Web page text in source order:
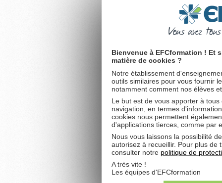
Bienvenue à EFCformation ! Et
matière de cookies ?
Notre établissement
outils similaires pour vous fournir
notamment comment nos élèves
Le but est de vous apporter à
navigation, en termes
cookies nous permettent
d'applications tierces, comme par
Nous vous laissons la possibilité
autorisez à recueillir. Pour plus de
consulter notre politique de
A très vite !
Les équipes d'EFCformation